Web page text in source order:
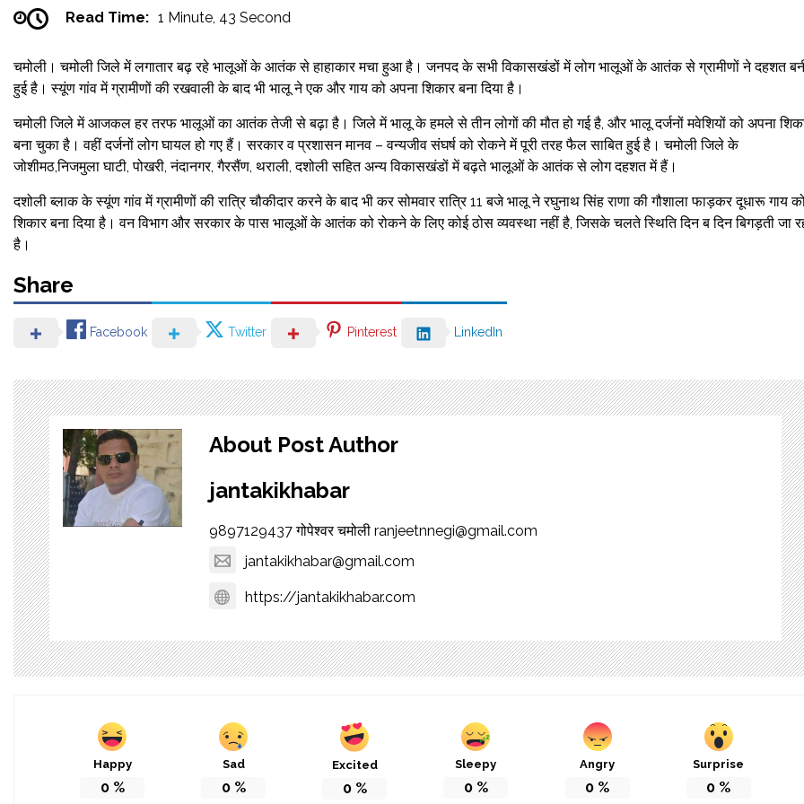
Read Time: 1 Minute, 43 Second
चमोली। चमोली जिले में लगातार बढ़ रहे भालूओं के आतंक से हाहाकार मचा हुआ है। जनपद के सभी विकासखंडों में लोग भालूओं के आतंक से ग्रामीणों ने दहशत
हुई है। स्यूंण गांव में ग्रामीणों की रखवाली के बाद भी भालू ने एक और गाय को अपना शिकार बना दिया है।
चमोली जिले में आजकल हर तरफ भालूओं का आतंक तेजी से बढ़ा है। जिले में भालू के हमले से तीन लोगों की मौत हो गई है, और भालू दर्जनों मवेशियों को अपना
बना चुका है। वहीं दर्जनों लोग घायल हो गए हैं। सरकार व प्रशासन मानव – वन्यजीव संघर्ष को रोकने में पूरी तरह फैल साबित हुई है। चमोली जिले के
जोशीमठ,निजमुला घाटी, पोखरी, नंदानगर, गैरसैंण, थराली, दशोली सहित अन्य विकासखंडों में बढ़ते भालूओं के आतंक से लोग दहशत में हैं।
दशोली ब्लाक के स्यूंण गांव में ग्रामीणों की रात्रि चौकीदार करने के बाद भी कर सोमवार रात्रि 11 बजे भालू ने रघुनाथ सिंह राणा की गौशाला फाड़कर दूधारू गाय
शिकार बना दिया है। वन विभाग और सरकार के पास भालूओं के आतंक को रोकने के लिए कोई ठोस व्यवस्था नहीं है, जिसके चलते स्थिति दिन ब दिन बिगड़ती जा
है।
Share
Facebook Twitter Pinterest LinkedIn
About Post Author
jantakikhabar
9897129437 गोपेश्वर चमोली ranjeetnnegi@gmail.com
jantakikhabar@gmail.com
https://jantakikhabar.com
Happy
0%
Sad
0%
Excited
0%
Sleepy
0%
Angry
0 %
Surprise
0 %